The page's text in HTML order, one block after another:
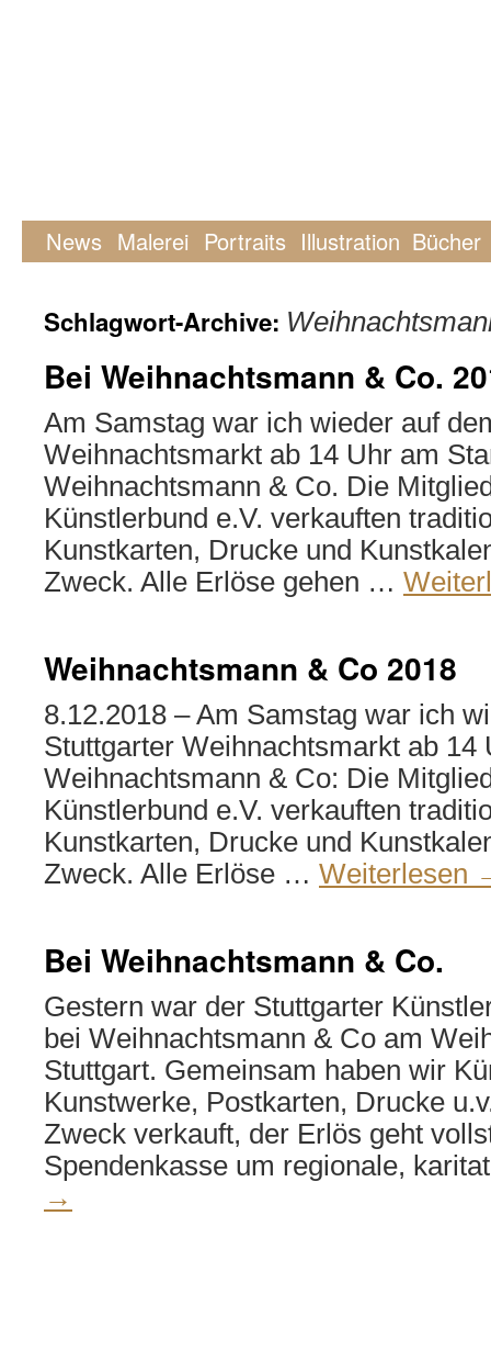
News Malerei Portraits Illustration Bücher
Schlagwort-Archive:
Bei Weihnachtsmann & Co.
Am Samstag war ich wieder auf
Weihnachtsmarkt ab 14 Uhr am
Weihnachtsmann & Co. Die
Künstlerbund e.V. verkauften
Kunstkarten, Drucke und
Zweck. Alle Erlöse gehen …
Weihnachtsmann & Co 2018
8.12.2018 – Am Samstag war ich
Stuttgarter Weihnachtsmarkt ab 14
Weihnachtsmann & Co: Die
Künstlerbund e.V. verkauften
Kunstkarten, Drucke und
Zweck. Alle Erlöse … Weiterlesen
Bei Weihnachtsmann & Co.
Gestern war der Stuttgarter
bei Weihnachtsmann & Co am
Stuttgart. Gemeinsam haben wir
Kunstwerke, Postkarten, Drucke
Zweck verkauft, der Erlös geht
Spendenkasse um regionale,
→